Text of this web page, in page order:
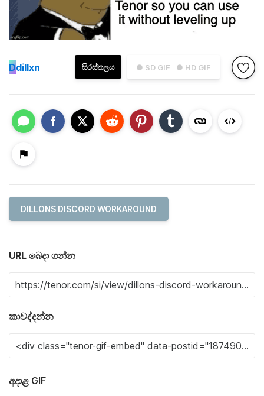
● SD GIF ● HD GIF
සිරස්තලය
Ddillxn
DILLONS DISCORD WORKAROUND
URL බෙදා ගන්න
කාවද්දන්න
අදාළ GIF